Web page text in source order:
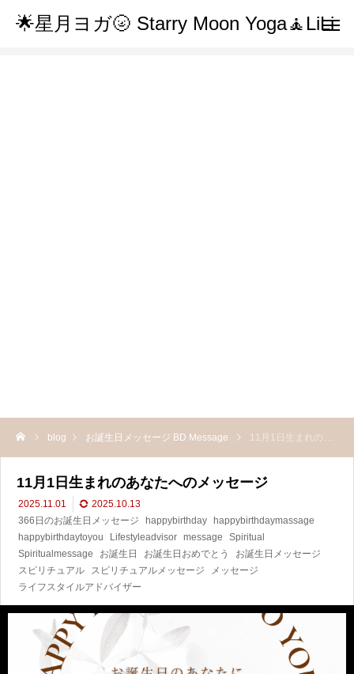
🌟星月ヨガ🌝 Starry Moon Yoga🧘LiLi
blog お誕生日メッセージ BD Message 11月1日生まれのあなたへのメッセージ
11月1日生まれのあなたへのメッセージ
2025.11.01
2025.10.13
366日のお誕生日メッセージ
happybirthday
happybirthdaymassage
happybirthdaytoyou
Lifestyleadvisor message
Spiritual
Spiritualmessage
お誕生日 お誕生日おめでとう
お誕生日メッセージ
スピリチュアル
スピリチュアルメッセージ
メッセージ
ライフスタイルアドバイザー